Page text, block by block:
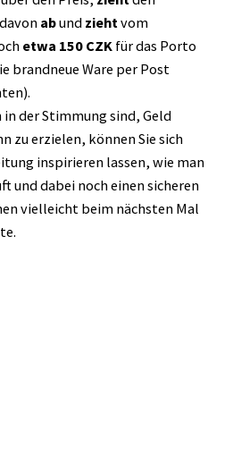
abund ziehtvom
etwa 150 CZK für das Porto
brandneue Ware per Post
in der Stimmung sind, Geld
zu erzielen, können Sie sich
inspirieren lassen, wie man
und dabei noch einen sicheren
vielleicht beim nächsten Mal